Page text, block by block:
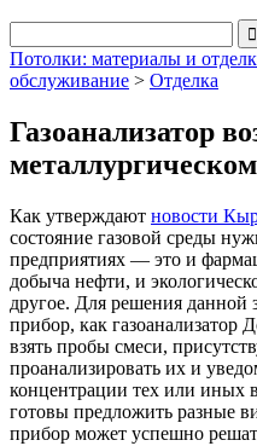
Потолки: материалы и
обслуживание > Отделка
Газоанализатор
Как утверждают новости
состояние газовой среды
предприятиях — это и
добыча нефти, и
другое. Для решения данной
прибор, как
взять пробы смеси,
проанализировать их и
концентрации тех или иных
готовы предложить разные
прибор может успешно